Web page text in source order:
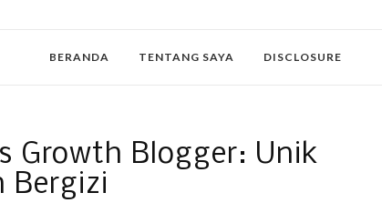
BERANDA TENTANG SAYA DISCLOSURE
Growth Blogger: Unik
Bergizi